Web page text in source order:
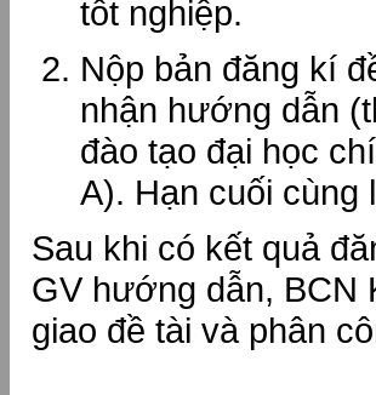
tốt nghiệp.
Nộp bản đăng kí
nhận hướng dẫn
đào tạo đại học
A). Hạn cuối cùng
Sau khi có kết quả
GV hướng dẫn, BCN
giao đề tài và phân